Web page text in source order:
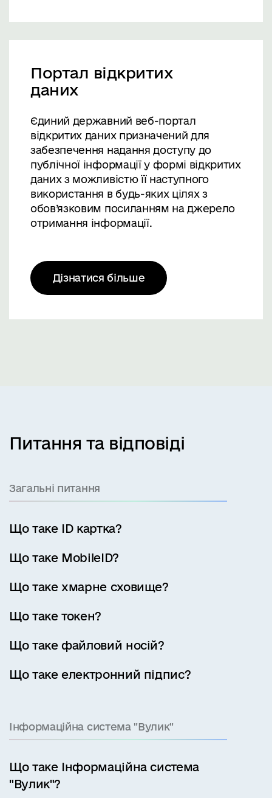
Портал відкритих
даних
Єдиний державний веб-портал
відкритих даних призначений для
забезпечення надання доступу до
публічної інформації у формі відкритих
даних з можливістю її наступного
використання в будь-яких цілях з
обов’язковим посиланням на джерело
отримання інформації.
Дізнатися більше
Питання та відповіді
Загальні питання
Що таке ID картка?
Що таке MobileID?
Що таке хмарне сховище?
Що таке токен?
Що таке файловий носій?
Що таке електронний підпис?
Інформаційна система "Вулик"
Що таке Інформаційна система
"Вулик"?